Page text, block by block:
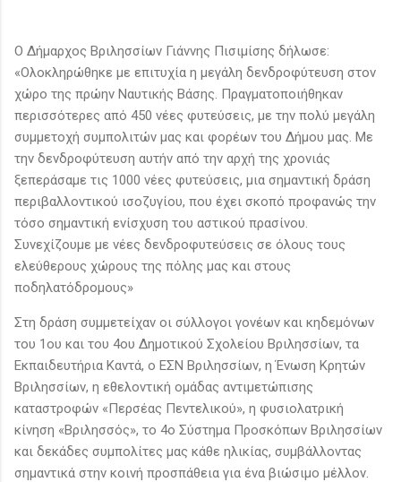
Ο Δήμαρχος Βριλησσίων Γιάννης Πισιμίσης δήλωσε:
«Ολοκληρώθηκε με επιτυχία η μεγάλη δενδροφύτευση στον
χώρο της πρώην Ναυτικής Βάσης. Πραγματοποιήθηκαν
περισσότερες από 450 νέες φυτεύσεις, με την πολύ μεγάλη
συμμετοχή συμπολιτών μας και φορέων του Δήμου μας. Με
την δενδροφύτευση αυτήν από την αρχή της χρονιάς
ξεπεράσαμε τις 1000 νέες φυτεύσεις, μια σημαντική δράση
περιβαλλοντικού ισοζυγίου, που έχει σκοπό προφανώς την
τόσο σημαντική ενίσχυση του αστικού πρασίνου.
Συνεχίζουμε με νέες δενδροφυτεύσεις σε όλους τους
ελεύθερους χώρους της πόλης μας και στους
ποδηλατόδρομους»
Στη δράση συμμετείχαν οι σύλλογοι γονέων και κηδεμόνων
του 1ου και του 4ου Δημοτικού Σχολείου Βριλησσίων, τα
Εκπαιδευτήρια Καντά, ο ΕΣΝ Βριλησσίων, η Ένωση Κρητών
Βριλησσίων, η εθελοντική ομάδας αντιμετώπισης
καταστροφών «Περσέας Πεντελικού», η φυσιολατρική
κίνηση «Βριλησσός», το 4ο Σύστημα Προσκόπων Βριλησσίων
και δεκάδες συμπολίτες μας κάθε ηλικίας, συμβάλλοντας
σημαντικά στην κοινή προσπάθεια για ένα βιώσιμο μέλλον.